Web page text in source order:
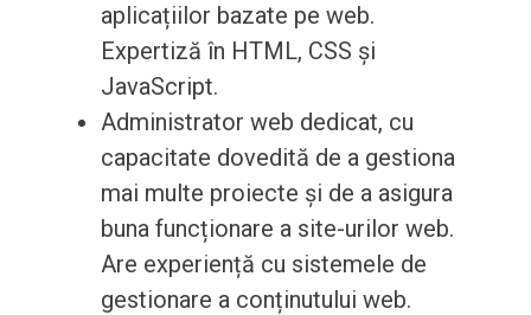
aplicațiilor bazate pe web.
Expertiză în HTML, CSS și
JavaScript.
Administrator web dedicat, cu
capacitate dovedită de a gestiona
mai multe proiecte și de a asigura
buna funcționare a site-urilor web.
Are experiență cu sistemele de
gestionare a conținutului web.